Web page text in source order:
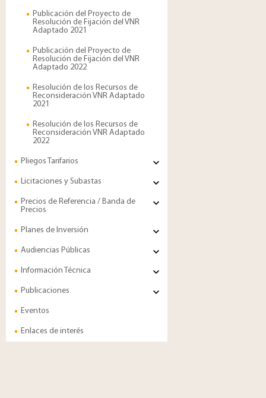
Publicación del Proyecto de
Resolución de Fijación del VNR
Adaptado 2021
Publicación del Proyecto de
Resolución de Fijación del VNR
Adaptado 2022
Resolución de los Recursos de
Reconsideración VNR Adaptado
2021
Resolución de los Recursos de
Reconsideración VNR Adaptado
2022
Pliegos Tarifarios
Licitaciones y Subastas
Precios de Referencia / Banda de
Precios
Planes de Inversión
Audiencias Públicas
Información Técnica
Publicaciones
Eventos
Enlaces de interés